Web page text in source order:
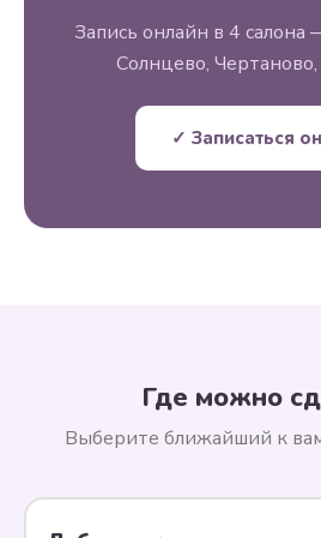
Запись онлайн в 4 салона
Солнцево,
✓ Записаться
Где можно
Выберите ближайший к